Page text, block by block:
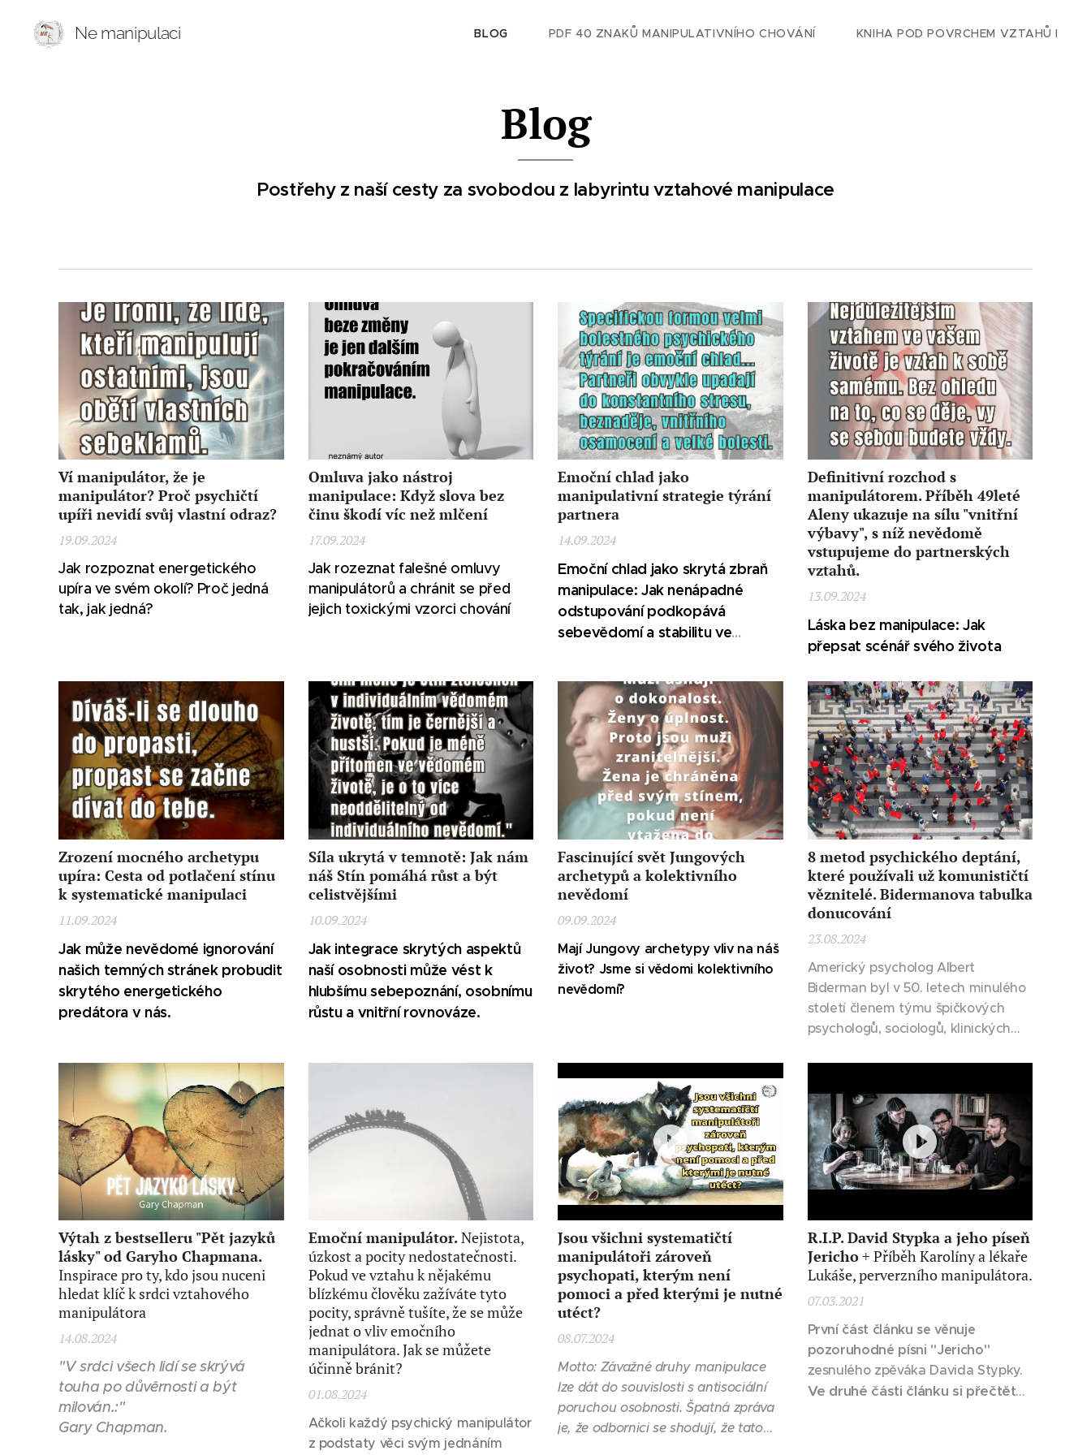
Ne manipulaci BLOG PDF 40 ZNAKŮ MANIPULATIVNÍHO CHOVÁNÍ KNIHA POD POVRCHEM VZTAHŮ I
Blog
Postřehy z naší cesty za svobodou z labyrintu vztahové manipulace
Ví manipulátor, že je
manipulátor? Proč psychičtí
upíři nevidí svůj vlastní odraz?
19.09.2024
Jak rozpoznat energetického
upíra ve svém okolí? Proč jedná
tak, jak jedná?
Omluva jako nástroj
manipulace: Když slova bez
činu škodí víc než mlčení
17.09.2024
Jak rozeznat falešné omluvy
manipulátorů a chránit se před
jejich toxickými vzorci chování
Emoční chlad jako
manipulativní strategie týrání
partnera
14.09.2024
Emoční chlad jako skrytá zbraň
manipulace: Jak nenápadné
odstupování podkopává
sebevědomí a stabilitu ve
Definitivní rozchod s
manipulátorem. Příběh 49leté
Aleny ukazuje na sílu "vnitřní
výbavy", s níž nevědomě
vstupujeme do partnerských
vztahů.
13.09.2024
Láska bez manipulace: Jak
přepsat scénář svého života
Zrození mocného archetypu
upíra: Cesta od potlačení stínu
k systematické manipulaci
11.09.2024
Jak může nevědomé ignorování
našich temných stránek probudit
skrytého energetického
predátora v nás.
Síla ukrytá v temnotě: Jak nám
náš Stín pomáhá růst a být
celistvějšími
10.09.2024
Jak integrace skrytých aspektů
naší osobnosti může vést k
hlubšímu sebepoznání, osobnímu
růstu a vnitřní rovnováze.
Fascinující svět Jungových
archetypů a kolektivního
nevědomí
09.09.2024
Mají Jungovy archetypy vliv na náš
život? Jsme si vědomi kolektivního
nevědomí?
8 metod psychického deptání,
které používali už komunističtí
věznitelé. Bidermanova tabulka
donucování
23.08.2024
Americký psycholog Albert
Biderman byl v 50. letech minulého
století členem týmu špičkových
psychologů, sociologů, klinických
zkoumali chování a postoje
válečných zajatců propuštěných ze
sovětského, čínského nebo
korejského zajetí. Cílem bylo zjistit,
proč všichni bez výjimky do menší
či větší...
Výtah z bestselleru "Pět jazyků
lásky" od Garyho Chapmana.
Inspirace pro ty, kdo jsou nuceni
hledat klíč k srdci vztahového
manipulátora
14.08.2024
"V srdci všech lidí se skrývá
touha po důvěrnosti a být
milován.:"
Gary Chapman.
Emoční manipulátor.Nejistota,
úzkost a pocity nedostatečnosti.
Pokud ve vztahu k nějakému
blízkému člověku zažíváte tyto
pocity, správně tušíte, že se může
jednat o vliv emočního
manipulátora. Jak se můžete
účinně bránit?
01.08.2024
Ačkoli každý psychický manipulátor
z podstaty věci svým jednáním
Jsou všichni systematičtí
manipulátoři zároveň
psychopati, kterým není
pomoci a před kterými je nutné
utéct?
08.07.2024
Motto: Závažné druhy manipulace
lze dát do souvislosti s antisociální
poruchou osobnosti. Špatná zpráva
je, že odbornici se shodují, že tato
R.I.P. David Stypka a jeho píseň
Jericho+ Příběh Karolíny a lékaře
Lukáše, perverzního manipulátora.
07.03.2021
První část článku se věnuje
pozoruhodné písni "Jericho"
zesnulého zpěváka Davida Stypky.
Ve druhé části článku si přečtěte